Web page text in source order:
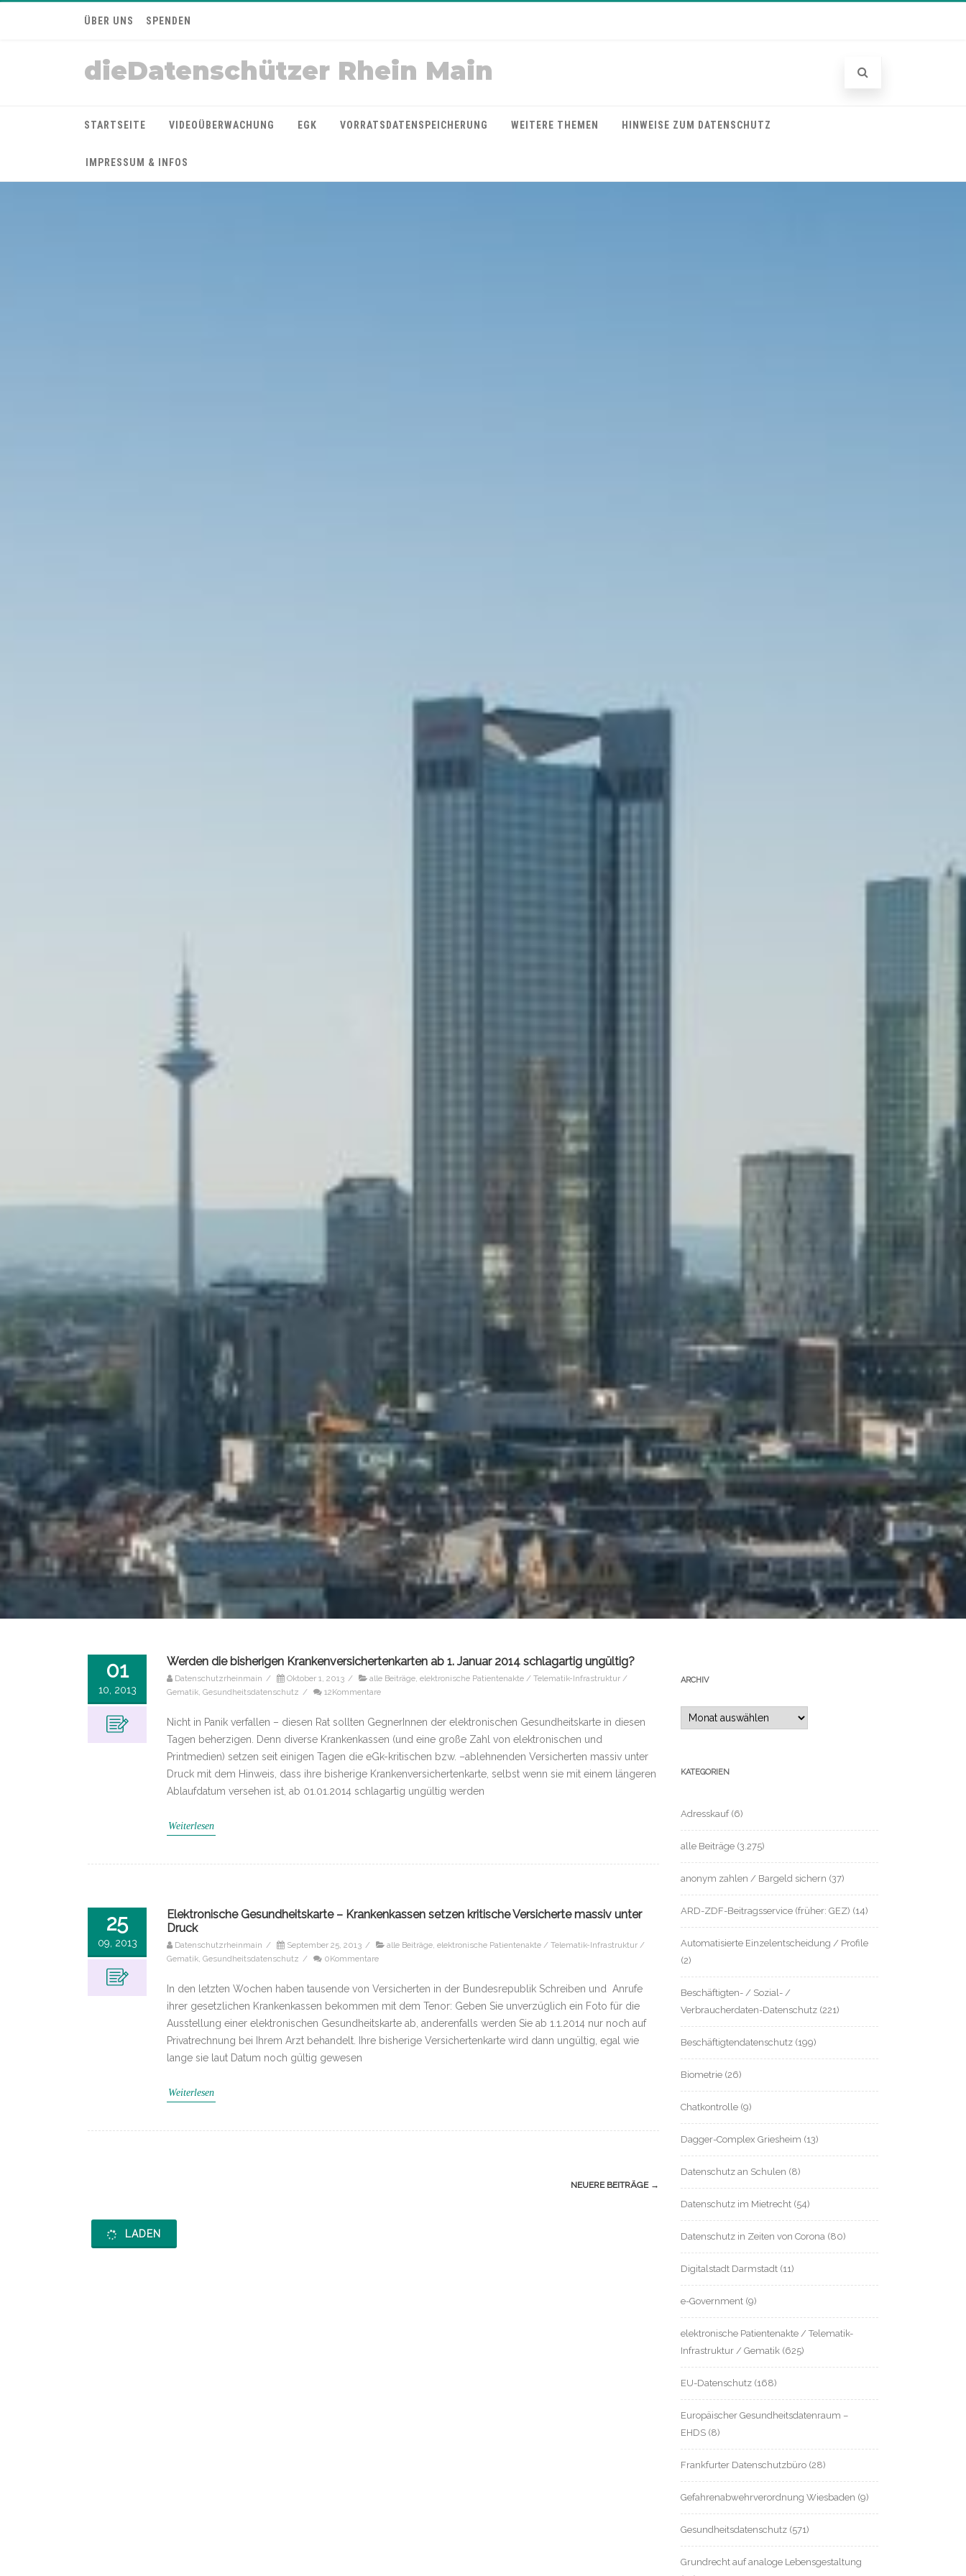
ÜBER UNS SPENDEN
dieDatenschützer Rhein Main
STARTSEITE VIDEOÜBERWACHUNG EGK VORRATSDATENSPEICHERUNG WEITERE THEMEN HINWEISE ZUM DATENSCHUTZ
IMPRESSUM & INFOS
01
10, 2013
Werden die bisherigen Krankenversichertenkarten ab 1. Januar 2014 schlagartig ungültig?
Datenschutzrheinmain / Oktober 1, 2013 / alle Beiträge elektronische Patientenakte / Telematik-Infrastruktur /
Gematik Gesundheitsdatenschutz / 12Kommentare
Nicht in Panik verfallen – diesen Rat sollten GegnerInnen der elektronischen Gesundheitskarte in diesen
Tagen beherzigen. Denn diverse Krankenkassen (und eine große Zahl von elektronischen und
Printmedien) setzen seit einigen Tagen die eGk-kritischen bzw. –ablehnenden Versicherten massiv unter
Druck mit dem Hinweis, dass ihre bisherige Krankenversichertenkarte, selbst wenn sie mit einem längeren
Ablaufdatum versehen ist, ab 01.01.2014 schlagartig ungültig werden
Weiterlesen
25
09, 2013
Elektronische Gesundheitskarte – Krankenkassen setzen kritische Versicherte massiv unter
Druck
Datenschutzrheinmain / September 25, 2013 / alle Beiträge elektronische Patientenakte / Telematik-Infrastruktur /
Gematik Gesundheitsdatenschutz / 0Kommentare
In den letzten Wochen haben tausende von Versicherten in der Bundesrepublik Schreiben und Anrufe
ihrer gesetzlichen Krankenkassen bekommen mit dem Tenor: Geben Sie unverzüglich ein Foto für die
Ausstellung einer elektronischen Gesundheitskarte ab, anderenfalls werden Sie ab 1.1.2014 nur noch auf
Privatrechnung bei Ihrem Arzt behandelt. Ihre bisherige Versichertenkarte wird dann ungültig, egal wie
lange sie laut Datum noch gültig gewesen
Weiterlesen
NEUERE BEITRÄGE →
LADEN
ARCHIV
Archiv
KATEGORIEN
Adresskauf(6)
alle Beiträge (3.275)
anonym zahlen / Bargeld sichern (37)
ARD-ZDF-Beitragsservice (früher: GEZ) (14)
Automatisierte Einzelentscheidung / Profile
(2)
Beschäftigten- / Sozial- /
Verbraucherdaten-Datenschutz (221)
Beschäftigtendatenschutz (199)
Biometrie (26)
Chatkontrolle (9)
Dagger-Complex Griesheim (13)
Datenschutz an Schulen (8)
Datenschutz im Mietrecht (54)
Datenschutz in Zeiten von Corona (80)
Digitalstadt Darmstadt (11)
e-Government (9)
elektronische Patientenakte / Telematik-
Infrastruktur / Gematik (625)
EU-Datenschutz (168)
Europäischer Gesundheitsdatenraum –
EHDS (8)
Frankfurter Datenschutzbüro (28)
Gefahrenabwehrverordnung Wiesbaden (9)
Gesundheitsdatenschutz (571)
Grundrecht auf analoge Lebensgestaltung